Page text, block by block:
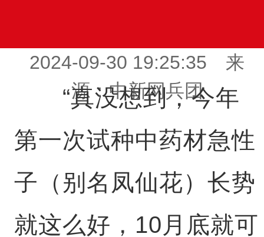
2024-09-30 19:25:35 来
源：中新网兵团
“真没想到，今年
第一次试种中药材急性
子（别名凤仙花）长势
就这么好，10月底就可